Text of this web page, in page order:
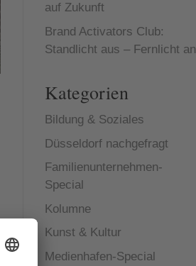
auf Zukunft
Brand Activators Club:
Standlicht aus – Fernlicht an
Kategorien
Bildung & Soziales
Düsseldorf nachgefragt
Familienunternehmen-
Special
Kolumne
Kunst & Kultur
Medienhafen-Special